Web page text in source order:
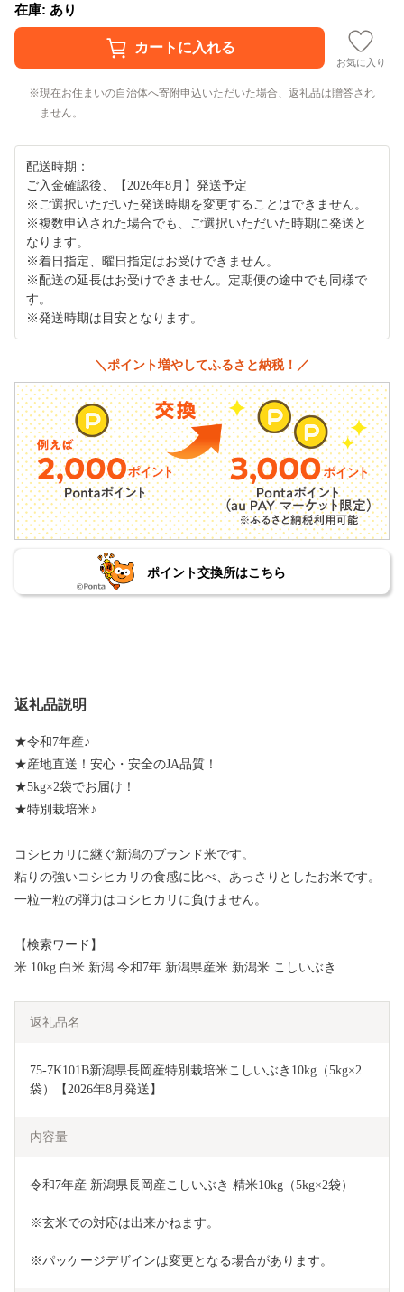
在庫: あり
お気に入り
現在お住まいの自治体へ寄附申込いただいた場合、返礼品は贈答され
ません。
配送時期：
ご入金確認後、【2026年8月】発送予定
※ご選択いただいた発送時期を変更することはできません。
※複数申込された場合でも、ご選択いただいた時期に発送と
なります。
※着日指定、曜日指定はお受けできません。
※配送の延長はお受けできません。定期便の途中でも同様で
す。
※発送時期は目安となります。
＼ポイント増やしてふるさと納税！／
ポイント交換所はこちら
返礼品説明
★令和7年産♪
★産地直送！安心・安全のJA品質！
★5kg×2袋でお届け！
★特別栽培米♪
コシヒカリに継ぐ新潟のブランド米です。
粘りの強いコシヒカリの食感に比べ、あっさりとしたお米です。
一粒一粒の弾力はコシヒカリに負けません。
【検索ワード】
米 10kg 白米 新潟 令和7年 新潟県産米 新潟米 こしいぶき
返礼品名
75-7K101B新潟県長岡産特別栽培米こしいぶき10kg（5kg×2
袋）【2026年8月発送】
内容量
令和7年産 新潟県長岡産こしいぶき 精米10kg（5kg×2袋）
※玄米での対応は出来かねます。
※パッケージデザインは変更となる場合があります。